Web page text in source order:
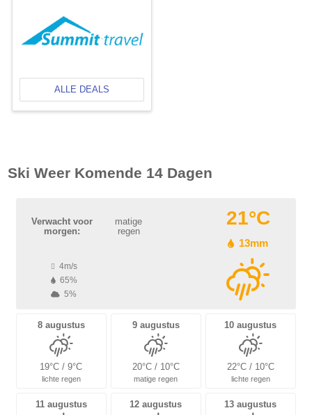
ALLE DEALS
Ski Weer Komende 14 Dagen
Verwacht voor
morgen:
matige
regen
21°C
13mm
4m/s
65%
5%
8 augustus
19°C / 9°C
lichte regen
9 augustus
20°C / 10°C
matige regen
10 augustus
22°C / 10°C
lichte regen
11 augustus 12 augustus 13 augustus